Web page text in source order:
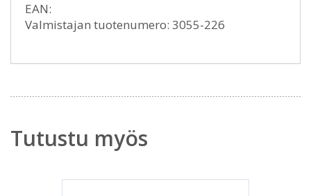
EAN:
Valmistajan tuotenumero: 3055-226
Tutustu myös